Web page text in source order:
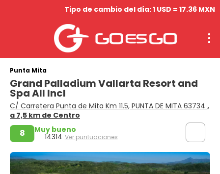
Tipo de cambio del día: 1 USD = 17.36 MXN
Punta Mita
Grand Palladium Vallarta Resort and
Spa All Incl
C/ Carretera Punta de Mita Km 11.5, PUNTA DE MITA 63734 ,
a 7,5 km de Centro
8 Muy bueno
14314 Ver puntuaciones